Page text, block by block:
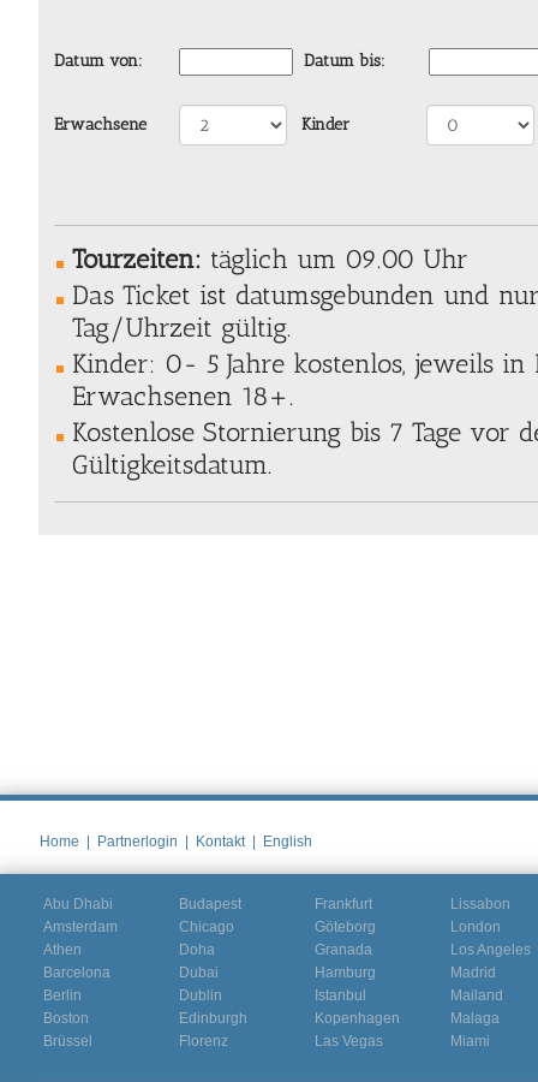
Datum von: Datum bis:
Erwachsene Kinder
Tourzeiten: täglich um 09.00 Uhr
Das Ticket ist datumsgebunden und
Tag/Uhrzeit gültig.
Kinder: 0- 5 Jahre kostenlos, jeweils in
Erwachsenen 18+.
Kostenlose Stornierung bis 7 Tage vor
Gültigkeitsdatum.
Home Partnerlogin Kontakt English
Abu Dhabi
Amsterdam
Athen
Barcelona
Berlin
Boston
Brüssel
Budapest
Chicago
Doha
Dubai
Dublin
Edinburgh
Florenz
Frankfurt
Göteborg
Granada
Hamburg
Istanbul
Kopenhagen
Las Vegas
Lissabon
London
Los Angeles
Madrid
Mailand
Malaga
Miami